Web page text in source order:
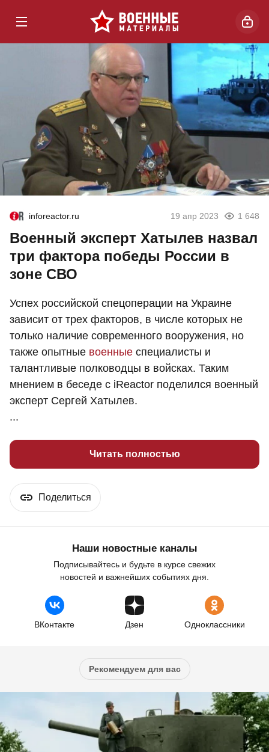
inforeactor.ru 19 апр 2023 1 648
Военный эксперт Хатылев назвал
три фактора победы России в
зоне СВО
Успех российской спецоперации на Украине
зависит от трех факторов, в числе которых не
только наличие современного вооружения, но
также опытные военные специалисты и
талантливые полководцы в войсках. Таким
мнением в беседе с iReactor поделился военный
эксперт Сергей Хатылев.
...
Читать полностью
Поделиться
Наши новостные каналы
Подписывайтесь и будьте в курсе свежих
новостей и важнейших событиях дня.
ВКонтакте Дзен Одноклассники
Рекомендуем для вас